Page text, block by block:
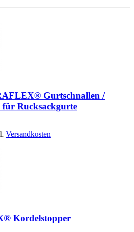
Gurtschnallen /
für Rucksackgurte
Versandkosten
Kordelstopper